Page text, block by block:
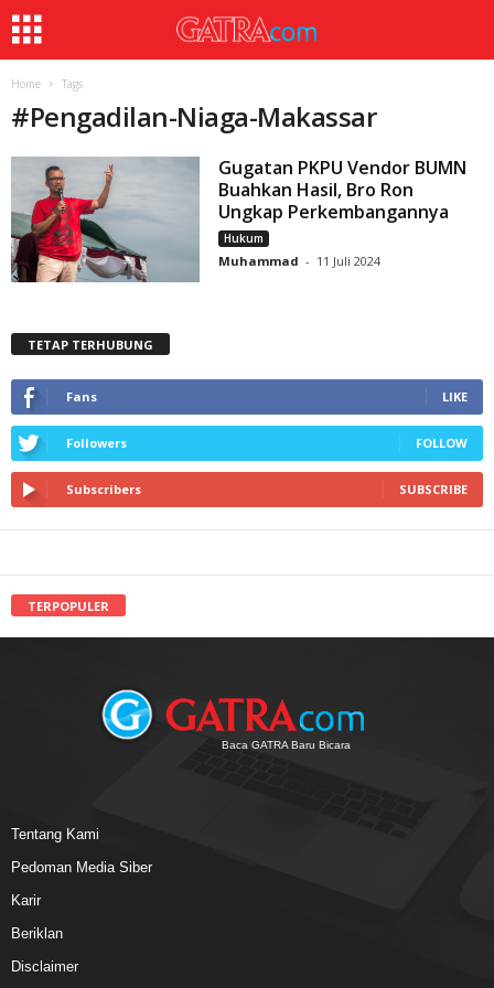
Home Tags
#Pengadilan-Niaga-Makassar
Gugatan PKPU Vendor BUMN
Buahkan Hasil, Bro Ron
Ungkap Perkembangannya
Hukum
Muhammad - 11 Juli 2024
TETAP TERHUBUNG
Fans LIKE
Followers FOLLOW
Subscribers SUBSCRIBE
TERPOPULER
Baca GATRA Baru Bicara
Tentang Kami
Pedoman Media Siber
Karir
Beriklan
Disclaimer